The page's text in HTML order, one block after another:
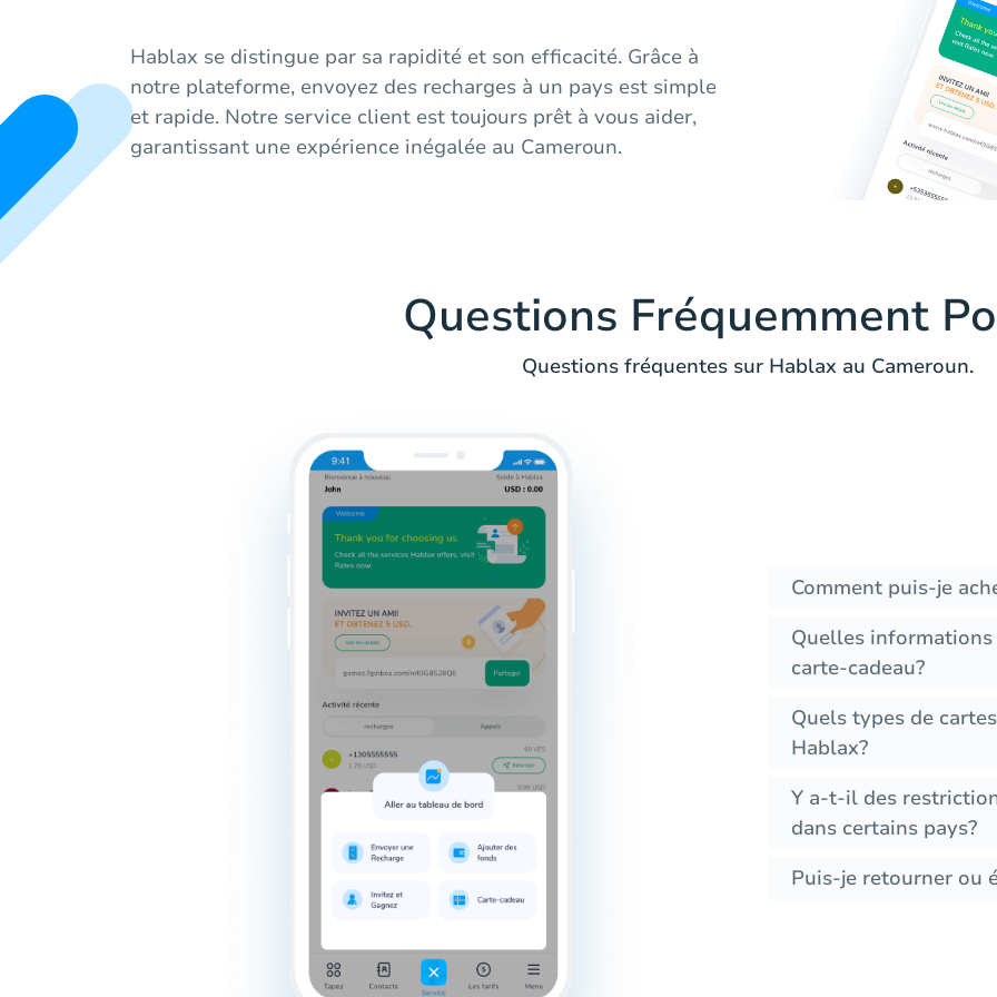
Hablax se distingue par sa rapidité et son efficacité. Grâce à
notre plateforme, envoyez des recharges à un pays est simple
et rapide. Notre service client est toujours prêt à vous aider,
garantissant une expérience inégalée au Cameroun.
Questions Fréquemment
Questions fréquentes sur Hablax au Cameroun.
Comment puis-je
Quelles
carte-cadeau?
Quels types de
Hablax?
Y a-t-il des
dans certains pays?
Puis-je retourner ou